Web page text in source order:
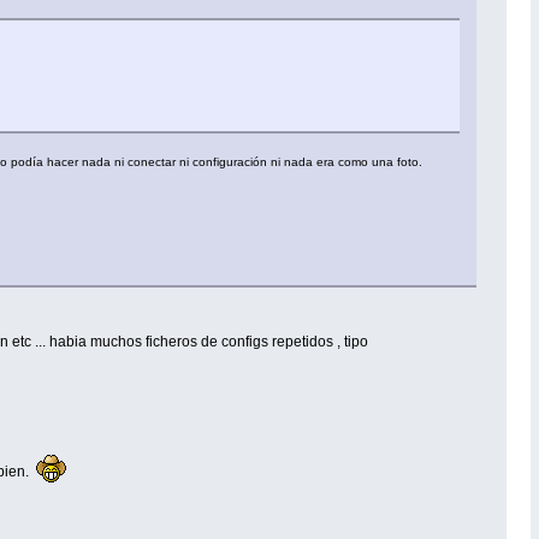
podía hacer nada ni conectar ni configuración ni nada era como una foto.
etc ... habia muchos ficheros de configs repetidos , tipo